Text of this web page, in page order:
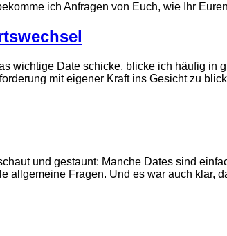
ich Anfragen von Euch, wie Ihr
Date schicke, blicke ich häufig in
mit eigener Kraft ins Gesicht zu
und gestaunt: Manche Dates sind
allgemeine Fragen. Und es war auch klar,